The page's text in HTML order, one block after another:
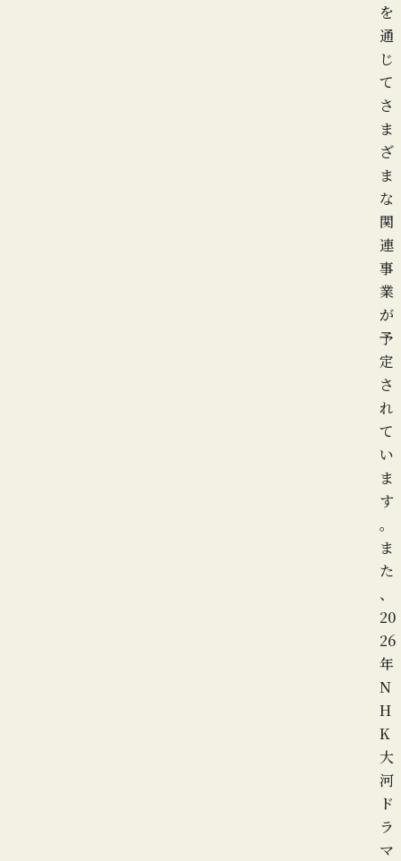
を
通
じ
て
さ
ま
ざ
ま
な
関
連
事
業
が
予
定
さ
れ
て
い
ま
す
。
ま
た
、
20
26
年
N
H
K
大
河
ド
ラ
マ